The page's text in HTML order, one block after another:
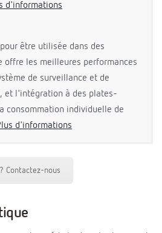
d'informations
être utilisée dans des
offre les meilleures performances
de surveillance et de
et l'intégration à des plates-
consommation individuelle de
d'informations
Contactez-nous